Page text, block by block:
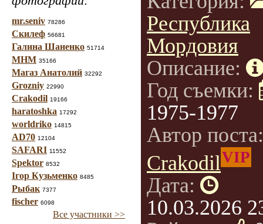
mr.seniv 78286
Скилеф 56681
Галина Шаненко 51714
МНМ 35166
Магаз Анатолий 32292
Grozniy 22990
Crakodil 19166
haratoshka 17292
worldriko 14815
AD70 12104
SAFARI 11552
Spektor 8532
Ігор Кузьменко 8485
Рыбак 7377
fischer 6098
Все участники >>
Республика
Мордовия
Описание:
Год съемки:
1975-1977
Автор
CrakodilVIP
Дата:
10.03.2026